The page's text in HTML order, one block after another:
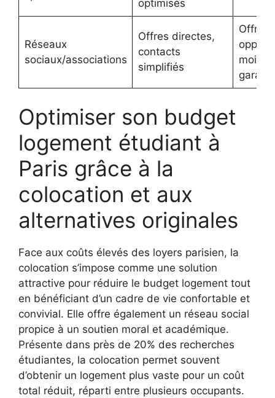
optimisés
Réseaux
sociaux/associations
Offres directes,
contacts
simplifiés
Offres
moins
Optimiser son budget
logement étudiant à
Paris grâce à la
colocation et aux
alternatives originales
Face aux coûts élevés des loyers parisien, la
colocation s’impose comme une solution
attractive pour réduire le budget logement tout
en bénéficiant d’un cadre de vie confortable et
convivial. Elle offre également un réseau social
propice à un soutien moral et académique.
Présente dans près de 20% des recherches
étudiantes, la colocation permet souvent
d’obtenir un logement plus vaste pour un coût
total réduit, réparti entre plusieurs occupants.